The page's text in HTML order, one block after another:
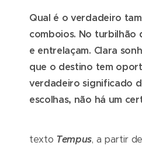
Qual é o verdadeiro
comboios. No turbilhão
e entrelaçam. Clara
que o destino tem
verdadeiro significado
escolhas, não há um
texto Tempus, a partir